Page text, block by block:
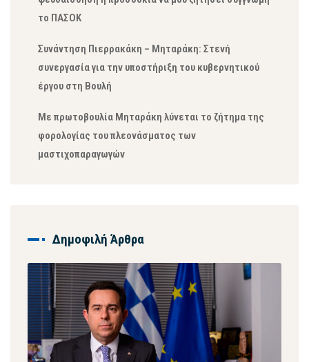
το ΠΑΣΟΚ
Συνάντηση Πιερρακάκη – Μηταράκη: Στενή
συνεργασία για την υποστήριξη του κυβερνητικού
έργου στη Βουλή
Με πρωτοβουλία Μηταράκη λύνεται το ζήτημα της
φορολογίας του πλεονάσματος των
μαστιχοπαραγωγών
Δημοφιλή Άρθρα